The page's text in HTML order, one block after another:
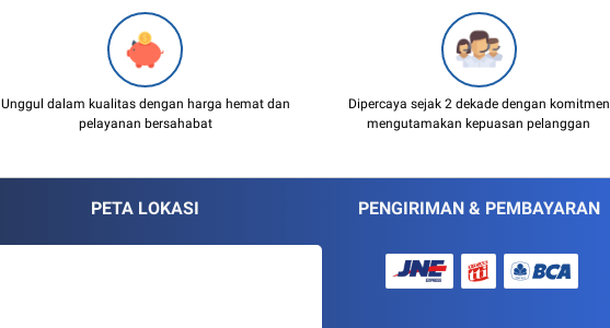
Unggul dalam kualitas dengan harga hemat dan
pelayanan bersahabat
Dipercaya sejak 2 dekade dengan komitmen
mengutamakan kepuasan pelanggan
PETA LOKASI PENGIRIMAN & PEMBAYARAN